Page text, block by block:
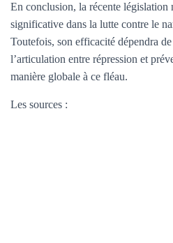
En conclusion, la récente législation
significative dans la lutte contre le
Toutefois, son efficacité dépendra
l’articulation entre répression et
manière globale à ce fléau.
Les sources :